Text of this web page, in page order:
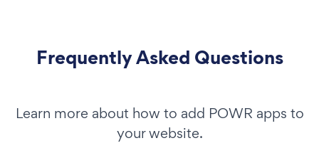
Frequently Asked Questions
Learn more about how to add POWR apps to
your website.